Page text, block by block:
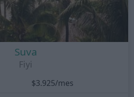
Suva
Fiyi
$3.925/mes